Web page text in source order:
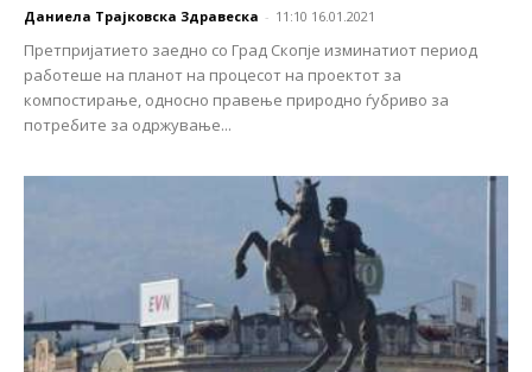
Даниела Трајковска Здравеска - 11:10 16.01.2021
Претпријатието заедно со Град Скопје изминатиот период
работеше на планот на процесот на проектот за
компостирање, односно правење природно ѓубриво за
потребите за одржување...